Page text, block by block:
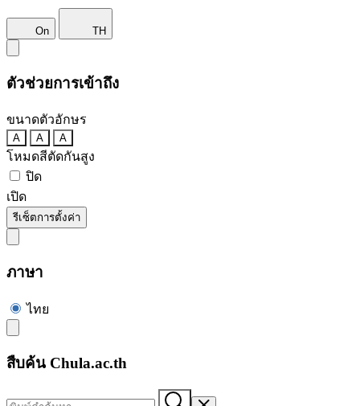
On TH
ตัวช่วยการเข้าถึง
ขนาดตัวอักษร
A A A
โหมดสีตัดกันสูง
ปิด
เปิด
รีเซ็ตการตั้งค่า
ภาษา
ไทย
สืบค้น Chula.ac.th